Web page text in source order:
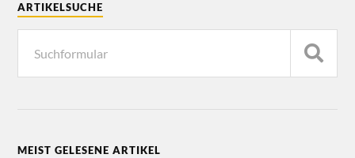
ARTIKELSUCHE
MEIST GELESENE ARTIKEL